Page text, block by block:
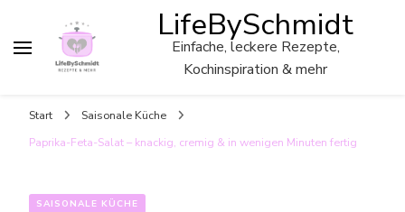
LifeBySchmidt
Einfache, leckere Rezepte,
Kochinspiration & mehr
Start
Saisonale Küche
Paprika-Feta-Salat – knackig, cremig & in wenigen Minuten fertig
SAISONALE KÜCHE